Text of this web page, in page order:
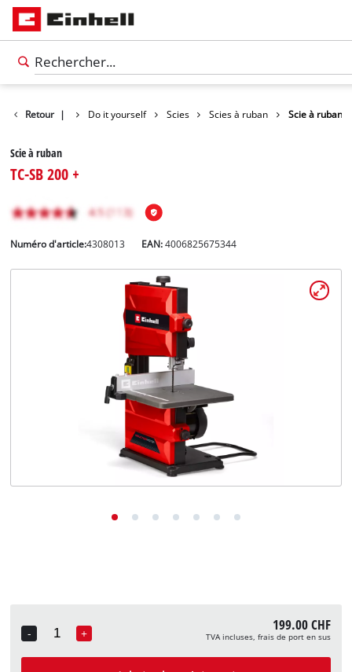
Retour |
Produits Do it yourself Scies Scies à ruban Scie à ruban
Scie à ruban
TC-SB 200 +
Numéro d'article:4308013 EAN:4006825675344
-
Quantity
+ 199.00 CHF
TVA incluses, frais de port en sus